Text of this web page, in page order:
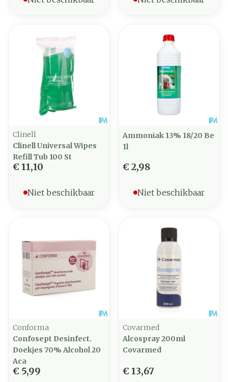
Clinell
Clinell Universal Wipes
Refill Tub 100 St
€ 11,10
Niet beschikbaar
Ammoniak 13% 18/20 Be
1l
€ 2,98
Niet beschikbaar
Conforma
Confosept Desinfect.
Doekjes 70% Alcohol 20
Aca
€ 5,99
Covarmed
Alcospray 200ml
Covarmed
€ 13,67